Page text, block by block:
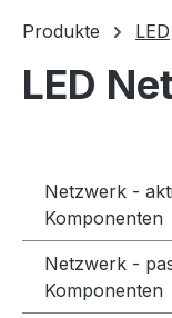
Produkte LED
LED
Netzwerk -
Komponenten
Netzwerk -
Komponenten